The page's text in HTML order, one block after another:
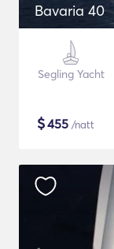
Bavaria 40
Segling Yacht
$455 /natt